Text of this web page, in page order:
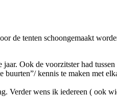
de tenten schoongemaakt
Ook de voorzitster had
kennis te maken met
Verder wens ik iedereen ( ook